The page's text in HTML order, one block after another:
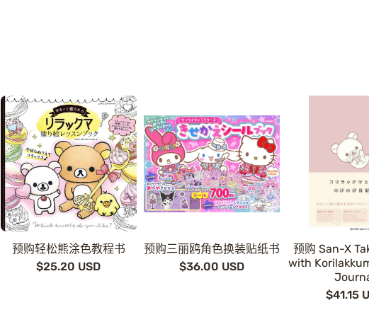
预购轻松熊涂色教程书
$25.20 USD
预购三丽鸥角色换装贴纸书
$36.00 USD
预购 San-X
with
$41.15